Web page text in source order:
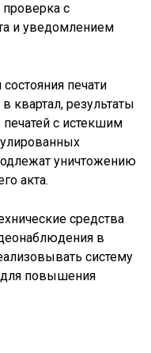
проверка с
и уведомлением
печати
квартал, результаты
с истекшим
уничтожению
акта.
средства
в
систему
для повышения